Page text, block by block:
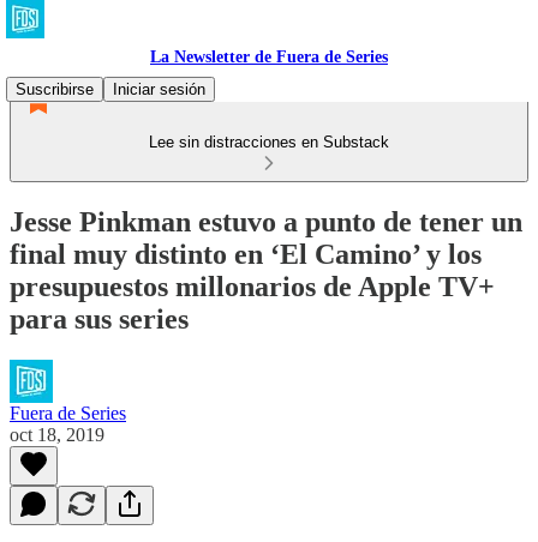
La Newsletter de Fuera de Series
Suscribirse
Iniciar sesión
Lee sin distracciones en Substack
Jesse Pinkman estuvo a punto de tener un
final muy distinto en ‘El Camino’ y los
presupuestos millonarios de Apple TV+
para sus series
Fuera de Series
oct 18, 2019